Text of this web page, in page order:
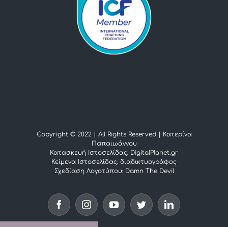
Copyright © 2022 | All Rights Reserved | Κατερίνα
Παπαιωάννου
Κατασκευή Ιστοσελίδας: DigitalPlanet.gr
Κείμενα Ιστοσελίδας: διαδικτυογράφος
Σχεδίαση Λογοτύπου: Damn The Devil
FacebookInstagramYouTubeTwitterLinkedIn